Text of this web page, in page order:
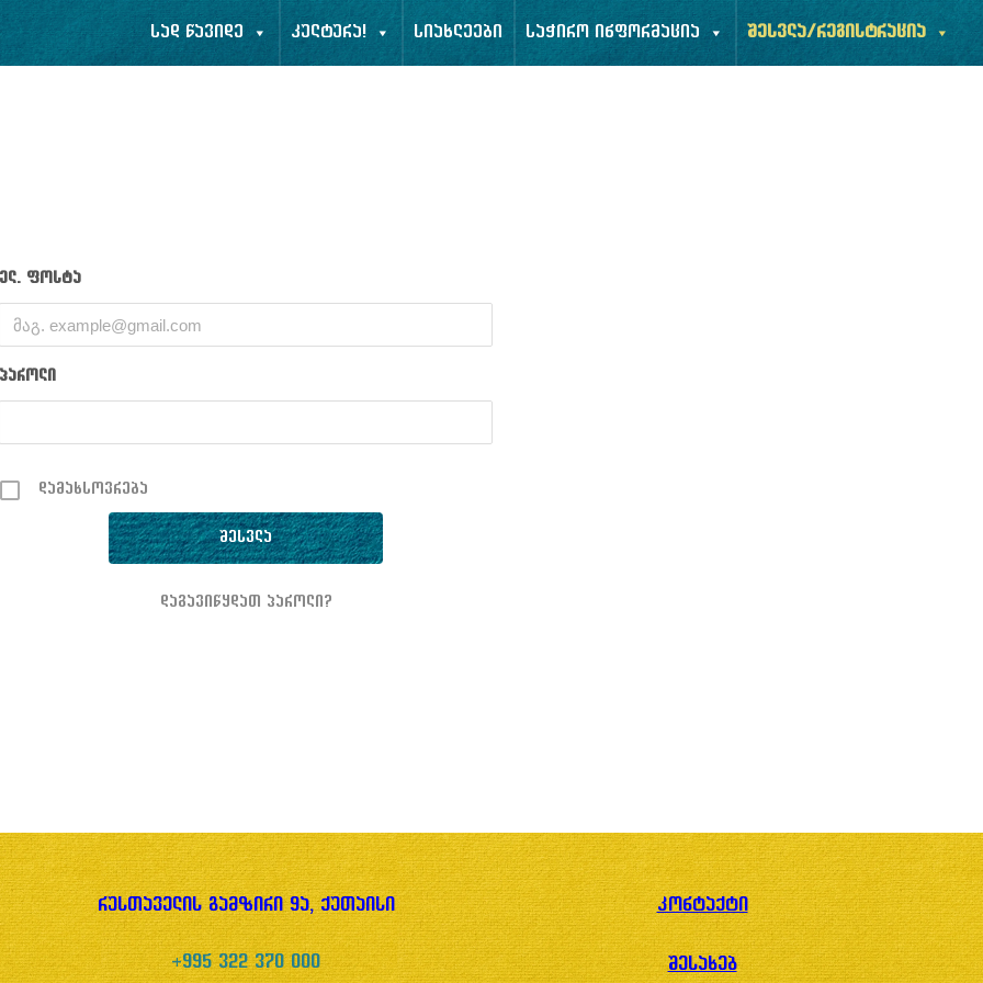
სად წავიდე კულტურა! სიახლეები საჭირო ინფორმაცია შესვლა/რეგისტრაცია
ელ. ფოსტა
პაროლი
დამახსოვრება
დაგავიწყდათ პაროლი?
რუსთაველის გამზირი 9ა, ქუთაისი
+995 322 370 000
კონტაქტი
შესახებ